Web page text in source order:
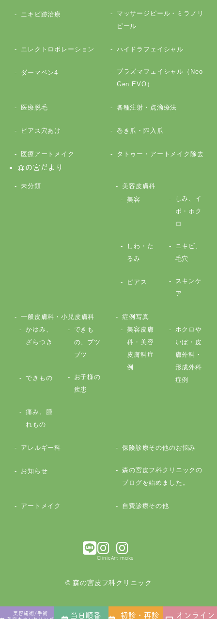
美容施術/手術
当日順番 初診・再診 オンライン
ニキビ跡治療
マッサージピール・ミラノリ
ピール
エレクトロポレーション ハイドラフェイシャル
ダーマペン4
プラズマフェイシャル（Neo
Gen EVO）
医療脱毛 各種注射・点滴療法
ピアス穴あけ 巻き爪・陥入爪
医療アートメイク
タトゥー・アートメイク除去
森の宮だより
未分類
美容皮膚科
美容
しみ、イ
ボ・ホク
ロ
しわ・た
るみ
ニキビ、
毛穴
ピアス
スキンケ
ア
一般皮膚科・小児皮膚科
かゆみ、
ざらつき
できも
の、ブツ
ブツ
できもの
お子様の
疾患
痛み、腫
れもの
症例写真
美容皮膚
科・美容
皮膚科症
例
ホクロや
いぼ・皮
膚外科・
形成外科
症例
アレルギー科 保険診療その他のお悩み
お知らせ
森の宮皮フ科クリニックの
ブログを始めました。
アートメイク 自費診療その他
ClinicArt make
© 森の宮皮フ科クリニック